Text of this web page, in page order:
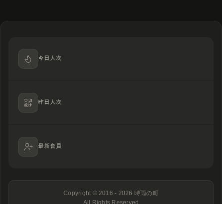
今日人次
昨日人次
最新會員
Copyright © 2016 - 2026 時雨の町
All Rights Reserved